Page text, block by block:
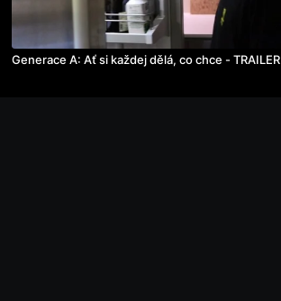
Generace A: Ať si každej dělá, co chce - TRAILER